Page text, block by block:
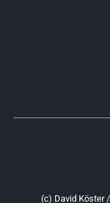
(c) David Köster